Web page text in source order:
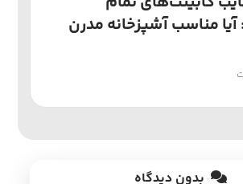
مناسب آشپزخانه مدرن
بدون دیدگاه